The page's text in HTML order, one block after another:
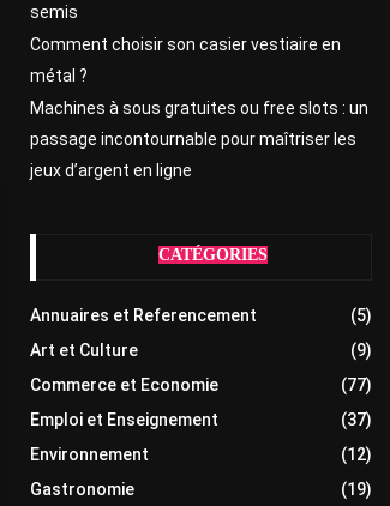
semis
Comment choisir son casier vestiaire en
métal ?
Machines à sous gratuites ou free slots : un
passage incontournable pour maîtriser les
jeux d’argent en ligne
CATÉGORIES
Annuaires et Referencement
(5)
Art et Culture
(9)
Commerce et Economie
(77)
Emploi et Enseignement
(37)
Environnement
(12)
Gastronomie
(19)